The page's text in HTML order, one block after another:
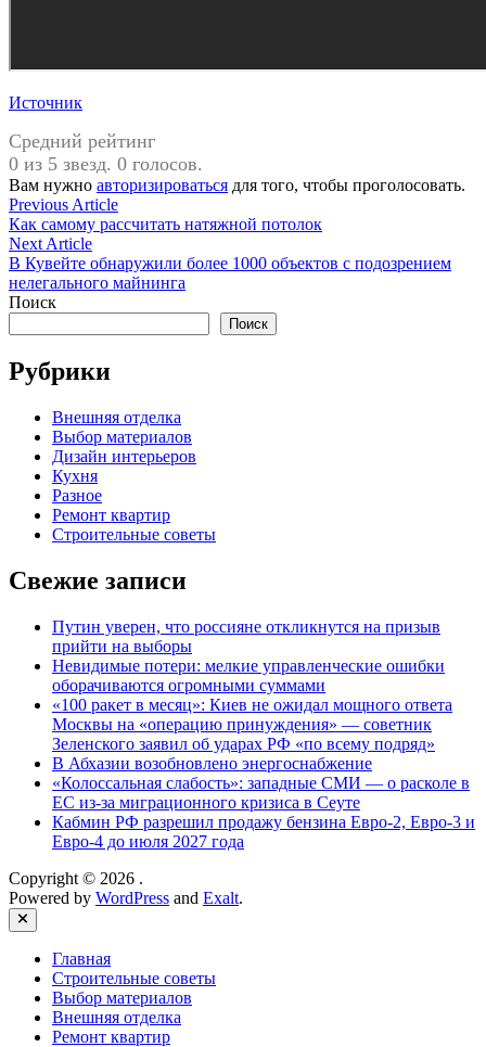
Источник
Средний рейтинг
0 из 5 звезд. 0 голосов.
Вам нужно авторизироваться для того, чтобы проголосовать.
Навигация
по
записям
Previous ArticlePrevious
article:
Как самому рассчитать натяжной потолок
Next ArticleNext
article:
В Кувейте обнаружили более 1000 объектов с подозрением
нелегального майнинга
Поиск
Поиск
Рубрики
Внешняя отделка
Выбор материалов
Дизайн интерьеров
Кухня
Разное
Ремонт квартир
Строительные советы
Свежие записи
Путин уверен, что россияне откликнутся на призыв
прийти на выборы
Невидимые потери: мелкие управленческие ошибки
оборачиваются огромными суммами
«100 ракет в месяц»: Киев не ожидал мощного ответа
Москвы на «операцию принуждения» — советник
Зеленского заявил об ударах РФ «по всему подряд»
В Абхазии возобновлено энергоснабжение
«Колоссальная слабость»: западные СМИ — о расколе в
ЕС из-за миграционного кризиса в Сеуте
Кабмин РФ разрешил продажу бензина Евро-2, Евро-3 и
Евро-4 до июля 2027 года
Copyright © 2026 .
Powered by WordPress and Exalt.
Close
Главная
Строительные советы
Выбор материалов
Внешняя отделка
Ремонт квартир